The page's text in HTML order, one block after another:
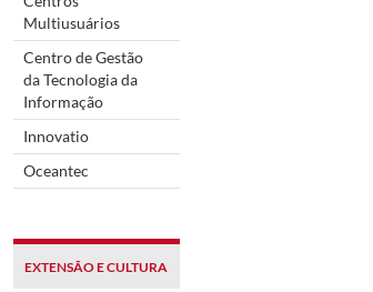
Multiusuários
Centro de Gestão
da Tecnologia da
Informação
Innovatio
Oceantec
EXTENSÃO E CULTURA